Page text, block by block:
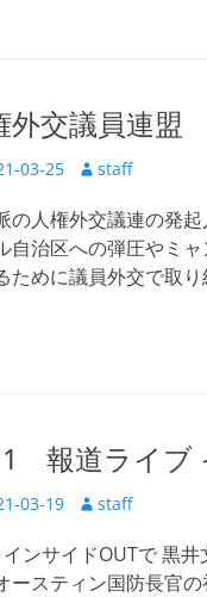
外交議員連盟
03-25
投
者
staff
の人権外交議連の発
自治区への弾圧やミ
ために議員外交で取り
報道ライブ
03-19
投
者
staff
インサイドOUTで 黒
ースティン国防長官